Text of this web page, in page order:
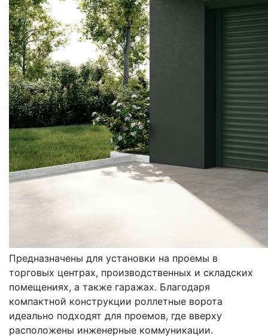
РОЛЛЕТНЫЕ
Предназначены для установки на проемы в
торговых центрах, производственных и складских
помещениях, а также гаражах. Благодаря
компактной конструкции роллетные ворота
идеально подходят для проемов, где вверху
расположены инженерные коммуникации.